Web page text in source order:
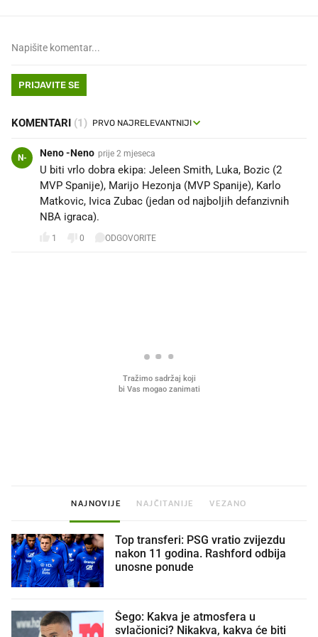
PRIJAVITE SE
KOMENTARI (1)
N- Neno -Neno prije 2 mjeseca
U biti vrlo dobra ekipa: Jeleen Smith, Luka, Bozic (2
MVP Spanije), Marijo Hezonja (MVP Spanije), Karlo
Matkovic, Ivica Zubac (jedan od najboljih defanzivnih
NBA igraca).
1 0 ODGOVORITE
NAJNOVIJE NAJČITANIJE VEZANO
Top transferi: PSG vratio zvijezdu
nakon 11 godina. Rashford odbija
unosne ponude
Šego: Kakva je atmosfera u
svlačionici? Nikakva, kakva će biti